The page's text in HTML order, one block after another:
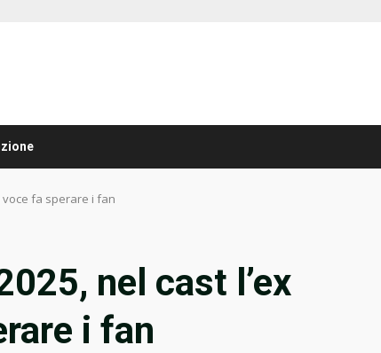
voce fa sperare i fan
nel cast l’ex
i fan